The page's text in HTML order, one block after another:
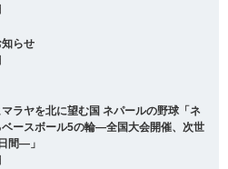
らせ
ラヤを北に望む国 ネパールの野球「ネ
ースボール5の輪―全国大会開催、次世
間―」